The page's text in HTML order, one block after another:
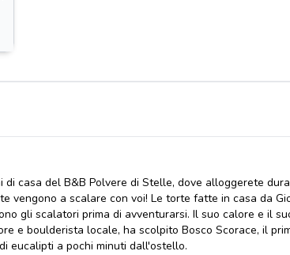
di casa del B&B Polvere di Stelle, dove alloggerete
vengono a scalare con voi! Le torte fatte in casa da
gli scalatori prima di avventurarsi. Il suo calore e il
e boulderista locale, ha scolpito Bosco Scorace, il
eucalipti a pochi minuti dall'ostello.